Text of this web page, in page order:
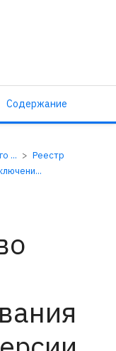
Содержание
...
Реестр